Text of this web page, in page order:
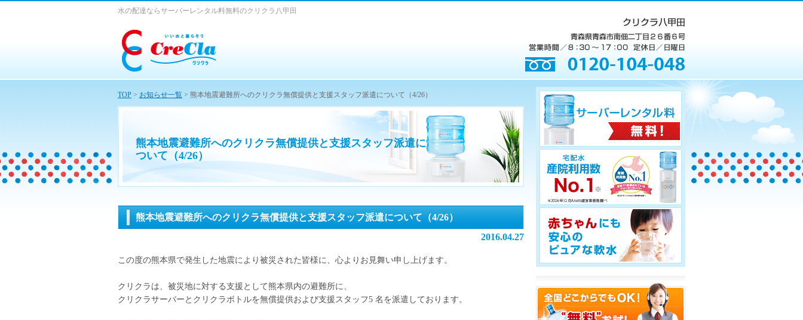
熊本地震避難所へのクリクラ無償提供と支援スタッフ派遣に
ついて（4/26）
水の配達ならサーバーレンタル料無料のクリクラ八甲田
熊本地震避難所へのクリクラ無償提供と支援スタッフ派遣について（4/26）
2016.04.27
この度の熊本県で発生した地震により被災された皆様に、心よりお見舞い申し上げます。
クリクラは、被災地に対する支援として熊本県内の避難所に、
クリクラサーバーとクリクラボトルを無償提供および支援スタッフ5 名を派遣しております。
TOP > お知らせ一覧 > 熊本地震避難所へのクリクラ無償提供と支援スタッフ派遣について（4/26）